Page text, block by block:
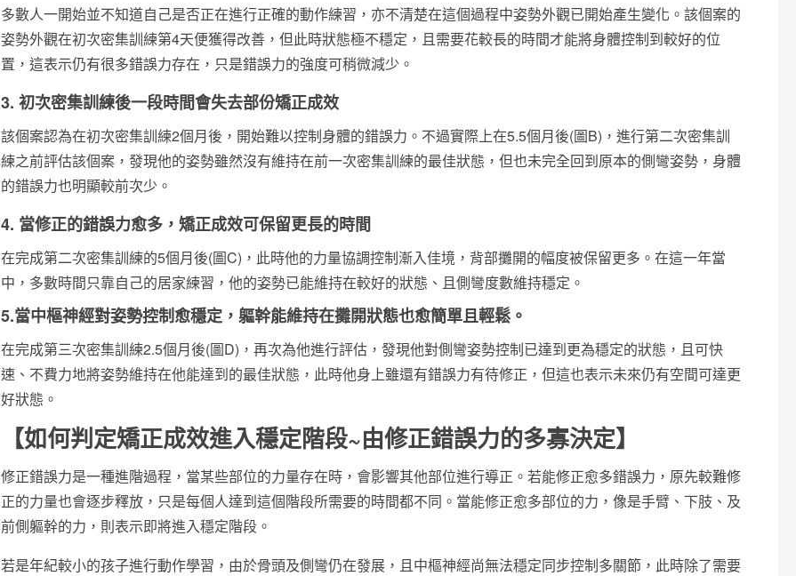
多數人一開始並不知道自己是否正在進行正確的動作練習，亦不清楚在這個過程中姿勢外觀已開始產生變化。該個案的
姿勢外觀在初次密集訓練第4天便獲得改善，但此時狀態極不穩定，且需要花較長的時間才能將身體控制到較好的位
置，這表示仍有很多錯誤力存在，只是錯誤力的強度可稍微減少。
3. 初次密集訓練後一段時間會失去部份矯正成效
該個案認為在初次密集訓練2個月後，開始難以控制身體的錯誤力。不過實際上在5.5個月後(圖B)，進行第二次密集訓
練之前評估該個案，發現他的姿勢雖然沒有維持在前一次密集訓練的最佳狀態，但也未完全回到原本的側彎姿勢，身體
的錯誤力也明顯較前次少。
4. 當修正的錯誤力愈多，矯正成效可保留更長的時間
在完成第二次密集訓練的5個月後(圖C)，此時他的力量協調控制漸入佳境，背部攤開的幅度被保留更多。在這一年當
中，多數時間只靠自己的居家練習，他的姿勢已能維持在較好的狀態、且側彎度數維持穩定。
5.當中樞神經對姿勢控制愈穩定，軀幹能維持在攤開狀態也愈簡單且輕鬆。
在完成第三次密集訓練2.5個月後(圖D)，再次為他進行評估，發現他對側彎姿勢控制已達到更為穩定的狀態，且可快
速、不費力地將姿勢維持在他能達到的最佳狀態，此時他身上雖還有錯誤力有待修正，但這也表示未來仍有空間可達更
好狀態。
【如何判定矯正成效進入穩定階段~由修正錯誤力的多寡決定】
修正錯誤力是一種進階過程，當某些部位的力量存在時，會影響其他部位進行導正。若能修正愈多錯誤力，原先較難修
正的力量也會逐步釋放，只是每個人達到這個階段所需要的時間都不同。當能修正愈多部位的力，像是手臂、下肢、及
前側軀幹的力，則表示即將進入穩定階段。
若是年紀較小的孩子進行動作學習，由於骨頭及側彎仍在發展，且中樞神經尚無法穩定同步控制多關節，此時除了需要